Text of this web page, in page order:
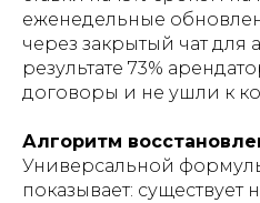
еженедельные
через закрытый чат для
результате 73%
договоры и не ушли к
Алгоритм
Универсальной
показывает: